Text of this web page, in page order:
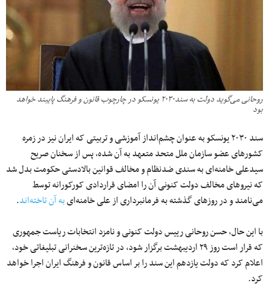
روحانی می‌گوید دولت به سند۲۰۳۰ یونسکو در چارچوب قانون و فرهنگ پایبند خواهد
بود
سند ۲۰۳۰ یونسکو به عنوان چشم‌انداز آموزشی و تربیتی که ایران نیز در زمره
کشورهای عضو سازمان ملل متحد متعهد به آن شده، پس از سخنان صریح
سیدعلی خامنه‌ای به سندی ضدنظام و مخالف قوانین بالادستی حکومت بدل شد
که نیروهای مخالف دولت کنونی آن را امضای قراردادی کورکورانه توسط
می‌نامند و در روزهای گذشته به فرمانبرداری از علی خامنه‌ایبه آن تاخته‌اند.
با این حال، حسن روحانی رییس دولت کنونی و نامزد انتخابات ریاست جمهوری
که قرار است روز ۲۹ اردیبهشت برگزار شود، در تازه‌ترین سخنرانی تبلیغاتی خود،
اعلام کرد که دولت یازدهم این سند را بر اساس قانون و فرهنگ ایران اجرا خواهد
کرد.